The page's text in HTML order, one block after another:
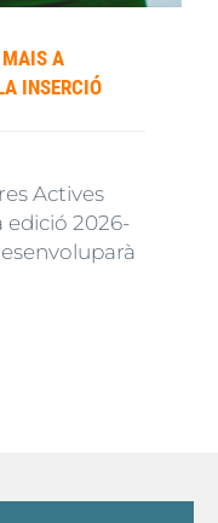
MAIS A
INSERCIÓ
Actives
edició 2026-